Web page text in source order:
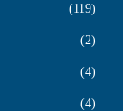
119
2
4
4